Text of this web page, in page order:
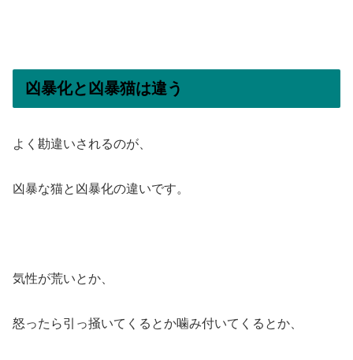
凶暴化と凶暴猫は違う
よく勘違いされるのが、
凶暴な猫と凶暴化の違いです。
気性が荒いとか、
怒ったら引っ掻いてくるとか噛み付いてくるとか、